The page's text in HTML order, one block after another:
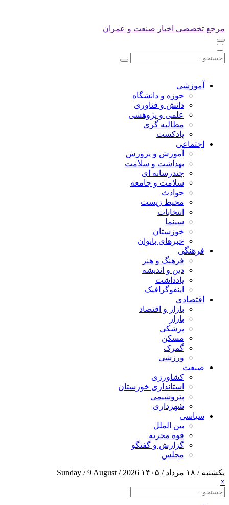
مرجع تخصصی اخبار صنعت و عمران
آموزشی
حوزه و دانشگاه
دانش و فناوری
علمی و پژوهشی
مطالبه گری
پادکست
اجتماعی
آموزش و پرورش
بهداشت و سلامت
چندرسانه ای
سلامت و جامعه
حوادث
محیط زیست
انتخابات
سینما
خوزستان
خبرهای بانوان
فرهنگی
فرهنگ و هنر
دین و اندیشه
یادداشت
اینفوگرافیک
اقتصادی
بازار و اقتصاد
بازار
پزشکی
مسکن
گمرک
ورزشی
صنعت
کشاورزی
استانداری خوزستان
پتروشیمی
شهرداری
سیاسی
بین الملل
قوه مجریه
گزارش و گفتگو
مجلس
یکشنبه / ۱۸ مرداد / ۱۴۰۵
Sunday / 9 August / 2026
×